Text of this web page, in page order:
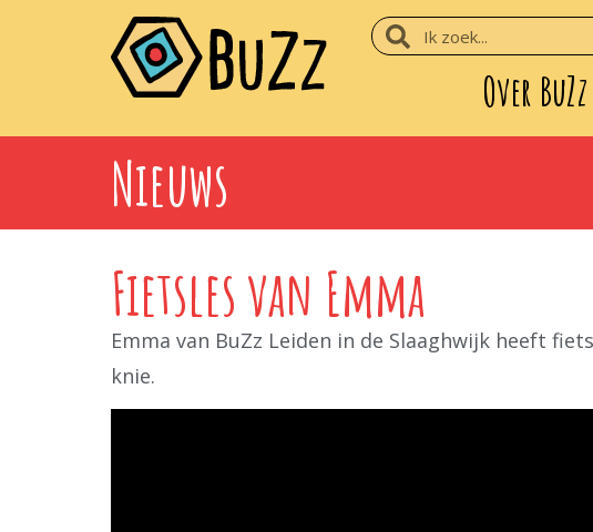
Over BuZz
Nieuws
Fietsles van Emma
Emma van BuZz Leiden in de Slaaghwijk heeft
knie.